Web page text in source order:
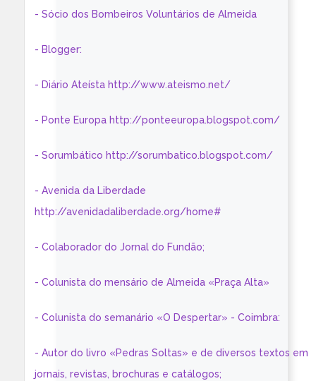
- Sócio dos Bombeiros Voluntários de Almeida
- Blogger:
- Diário Ateísta http://www.ateismo.net/
- Ponte Europa http://ponteeuropa.blogspot.com/
- Sorumbático http://sorumbatico.blogspot.com/
- Avenida da Liberdade
http://avenidadaliberdade.org/home#
- Colaborador do Jornal do Fundão;
- Colunista do mensário de Almeida «Praça Alta»
- Colunista do semanário «O Despertar» - Coimbra:
- Autor do livro «Pedras Soltas» e de diversos textos em
jornais, revistas, brochuras e catálogos;